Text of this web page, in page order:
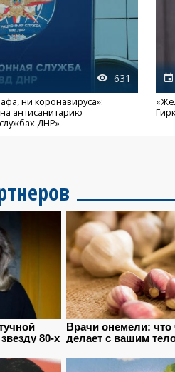
631
ни коронавируса»:
антисанитарию
ДНР»